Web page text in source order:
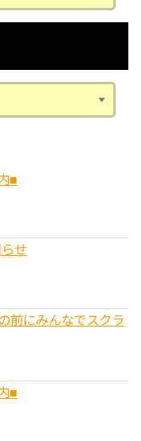
■
せ
前にみんなでスクラ
■